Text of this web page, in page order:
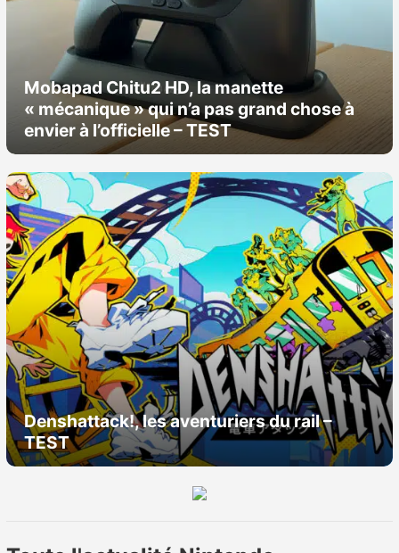
Guides
Mobapad Chitu2 HD, la manette
« mécanique » qui n’a pas grand chose à
envier à l’officielle – TEST
Denshattack!, les aventuriers du rail –
TEST